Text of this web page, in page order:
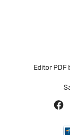
Editor PDF